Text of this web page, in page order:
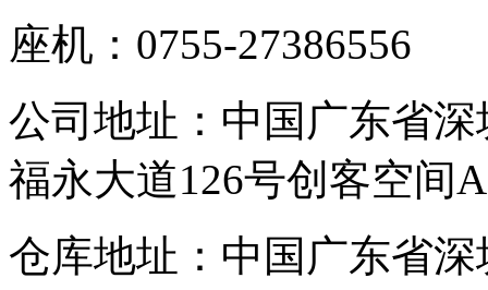
座机：0755-27386556
公司地址：中国广东省
福永大道126号创客空间
仓库地址：中国广东省